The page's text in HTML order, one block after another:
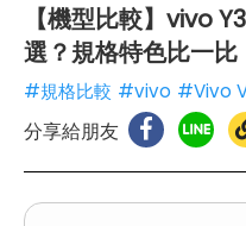
【機型比較】vivo
選？規格特色比一比
#規格比較 #vivo #Vivo
分享給朋友